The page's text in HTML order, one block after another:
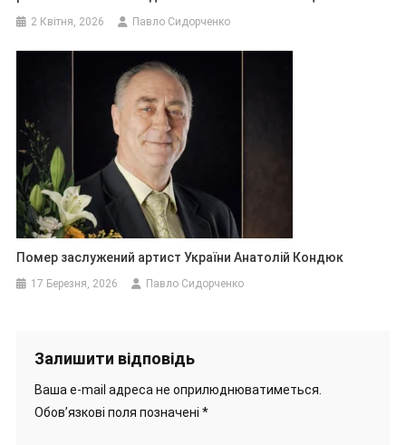
2 Квітня, 2026 Павло Сидорченко
Помер заслужений артист України Анатолій Кондюк
17 Березня, 2026 Павло Сидорченко
Залишити відповідь
Ваша e-mail адреса не оприлюднюватиметься.
Обов’язкові поля позначені *